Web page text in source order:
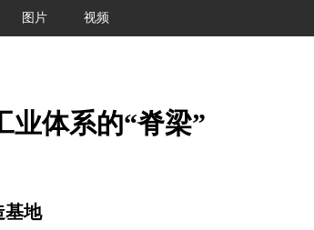
图片 视频
业体系的“脊梁”
地